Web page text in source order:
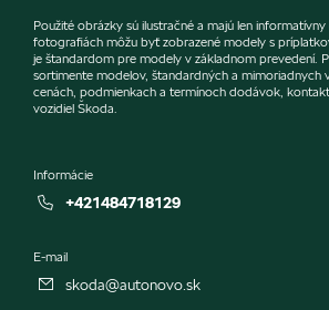
Použité obrázky sú ilustračné a majú len
fotografiách môžu byť zobrazené modely s
je štandardom pre modely v základnom prevedení.
sortimente modelov, štandardných a mimoriadnych
cenách, podmienkach a termínoch dodávok,
vozidiel Škoda.
Informácie
+421484718129
E-mail
skoda@autonovo.sk